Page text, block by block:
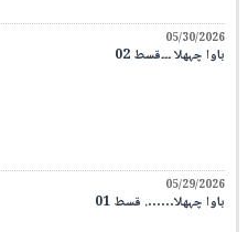
05/30/2026
باوا چہھلا ۔۔۔قسط 02
05/29/2026
باوا چہھلا……. قسط 01